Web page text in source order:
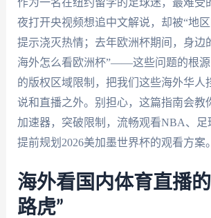
作为一名在纽约留学的足球迷，最难受
夜打开央视频想追中文解说，却被“地
提示浇灭热情；去年欧洲杯期间，身边
海外怎么看欧洲杯”——这些问题的根
的版权区域限制，把我们这些海外华人
说和直播之外。别担心，这篇指南会教
加速器，突破限制，流畅观看NBA、足
提前规划2026美加墨世界杯的观看方案。
海外看国内体育直播
路虎”